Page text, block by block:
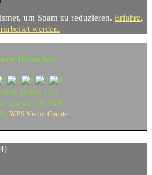
um Spam zu reduzieren. Erfahre,
werden.
Besucher
Today : 10
views : 461330
WPS Visitor Counter